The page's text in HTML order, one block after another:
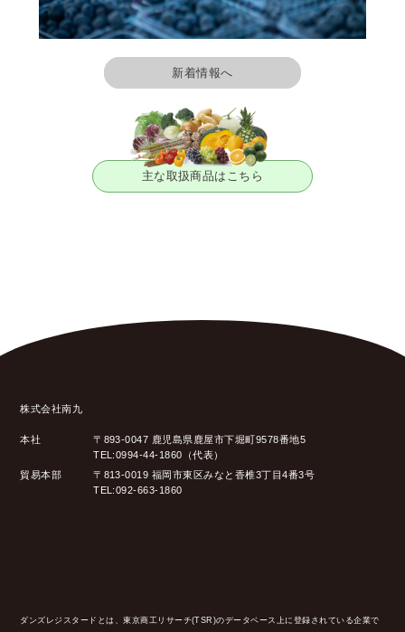
新着情報へ
主な取扱商品はこちら
株式会社南九
本社
〒893-0047 鹿児島県鹿屋市下堀町9578番地5
TEL:0994-44-1860（代表）
貿易本部
〒813-0019 福岡市東区みなと香椎3丁目4番3号
TEL:092-663-1860
ダンズレジスタードとは、東京商工リサーチ(TSR)のデータベース上に登録されている企業で